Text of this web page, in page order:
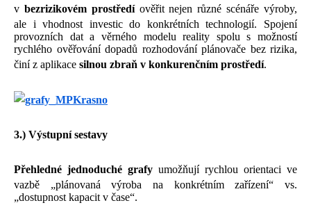
v bezrizikovém prostředíověřit nejen různé scénáře výroby,
ale i vhodnost investic do konkrétních technologií. Spojení
provozních dat a věrného modelu reality spolu s možností
rychlého ověřování dopadů rozhodování plánovače bez rizika,
činí z aplikace silnou zbraň v konkurenčním prostředí.
3.) Výstupní sestavy
Přehledné jednoduché grafy umožňují rychlou orientaci ve
vazbě „plánovaná výroba na konkrétním zařízení“ vs.
„dostupnost kapacit v čase“.